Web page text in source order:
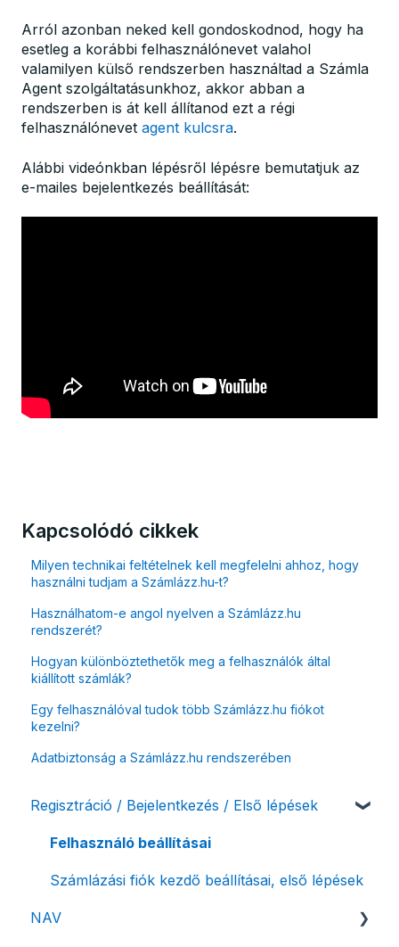
Arról azonban neked kell gondoskodnod, hogy ha
esetleg a korábbi felhasználónevet valahol
valamilyen külső rendszerben használtad a Számla
Agent szolgáltatásunkhoz, akkor abban a
rendszerben is át kell állítanod ezt a régi
felhasználónevet agent kulcsra.
Alábbi videónkban lépésről lépésre bemutatjuk az
e-mailes bejelentkezés beállítását:
Kapcsolódó cikkek
Milyen technikai feltételnek kell megfelelni ahhoz, hogy
használni tudjam a Számlázz.hu-t?
Használhatom-e angol nyelven a Számlázz.hu
rendszerét?
Hogyan különböztethetők meg a felhasználók által
kiállított számlák?
Egy felhasználóval tudok több Számlázz.hu fiókot
kezelni?
Adatbiztonság a Számlázz.hu rendszerében
Regisztráció / Bejelentkezés / Első lépések
Felhasználó beállításai
Számlázási fiók kezdő beállításai, első lépések
NAV